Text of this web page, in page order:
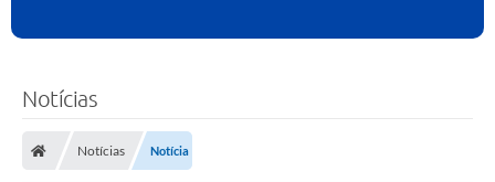
Notícias
Notícias Notícia